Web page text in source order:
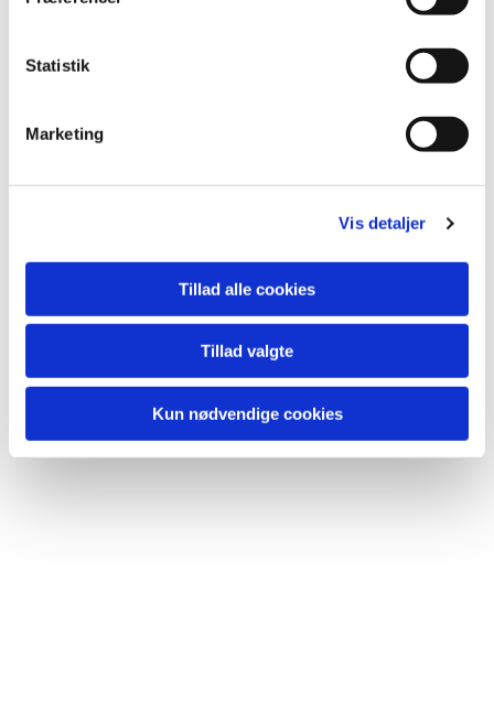
Statistik
Marketing
Vis detaljer
Tillad alle cookies
Tillad valgte
Kun nødvendige cookies